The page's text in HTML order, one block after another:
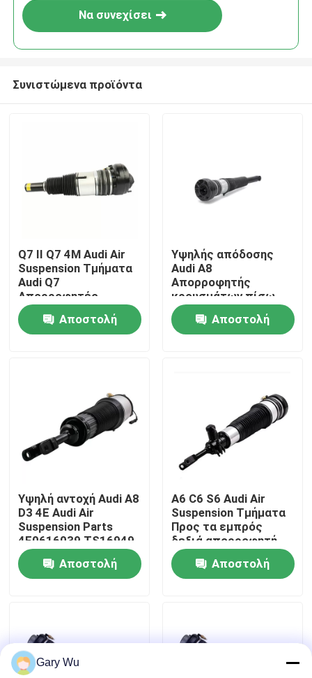
Σπίτι
Προϊόντα
Σχετικά με εμάς
Επισκέψεις στο εργοστάσιο
Έλεγχος ποιότητας
Επικοινωνήστε μαζί μας
Ειδήσεις
Σύστημα εναέριας ανάρτησης αυτοκινήτου
Να συνεχίσει
Συνιστώμενα προϊόντα
Q7 II Q7 4M Audi Air
Suspension Τμήματα
Audi Q7
Απορροφητές
κρούσης 4M4616039
Αποστολή
Υψηλής απόδοσης
Audi A8
Απορροφητής
κρουσμάτων πίσω
αριστερά 4H0616001
Audi Air Shocks
Αποστολή
Υψηλή αντοχή Audi A8
D3 4E Audi Air
Suspension Parts
4E0616039 TS16949
Πιστοποιημένο
Αποστολή
Α6 C6 S6 Audi Air
Suspension Τμήματα
Προς τα εμπρός
δεξιά απορροφητή
σοκ αυτοκινήτου
4F0616040Αποστολή
Gary Wu